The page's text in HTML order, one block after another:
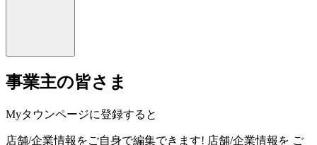
事業主の皆さま
Myタウンページに登録すると
店舗/企業情報をご自身で編集できます! 店舗/企業情報を ご